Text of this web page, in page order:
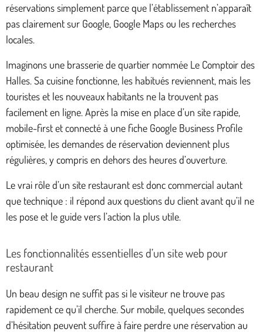
réservations simplement parce que l’établissement n’apparaît
pas clairement sur Google, Google Maps ou les recherches
locales.
Imaginons une brasserie de quartier nommée Le Comptoir des
Halles. Sa cuisine fonctionne, les habitués reviennent, mais les
touristes et les nouveaux habitants ne la trouvent pas
facilement en ligne. Après la mise en place d’un site rapide,
mobile-first et connecté à une fiche Google Business Profile
optimisée, les demandes de réservation deviennent plus
régulières, y compris en dehors des heures d’ouverture.
Le vrai rôle d’un site restaurant est donc commercial autant
que technique : il répond aux questions du client avant qu’il ne
les pose et le guide vers l’action la plus utile.
Les fonctionnalités essentielles d’un site web pour
restaurant
Un beau design ne suffit pas si le visiteur ne trouve pas
rapidement ce qu’il cherche. Sur mobile, quelques secondes
d’hésitation peuvent suffire à faire perdre une réservation au